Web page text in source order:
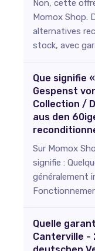
Non, cette
Momox Shop.
alternatives
stock, avec
Que signifie
Gespenst
Collection /
aus den
Sur Momox
signifie :
généralement
Quelle
Canterville -